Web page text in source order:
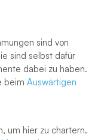
sind von
sind selbst dafür
dabei zu haben.
beim Auswärtigen
um hier zu chartern.